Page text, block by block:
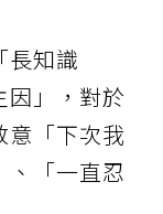
長知識
因」，對於
意「下次我
、「一直忍